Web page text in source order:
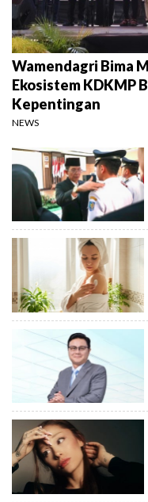
Wamendagri Bima
Ekosistem KDKMP
Kepentingan
NEWS